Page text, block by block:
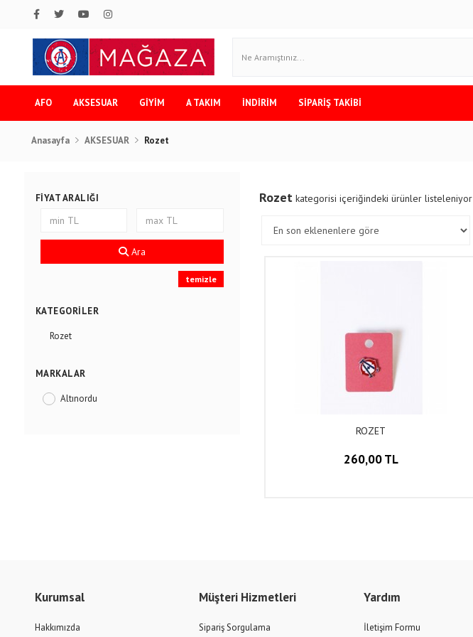
AFO AKSESUAR GİYİM A TAKIM İNDİRİM SİPARİŞ TAKİBİ
Anasayfa AKSESUAR Rozet
FIYAT ARALIĞI
Ara
temizle
KATEGORILER
Rozet
MARKALAR
Altınordu
Rozet kategorisi içeriğindeki ürünler listeleniyor
ROZET
260,00 TL
Kurumsal
Hakkımızda
Müşteri Hizmetleri
Sipariş Sorgulama
Yardım
İletişim Formu